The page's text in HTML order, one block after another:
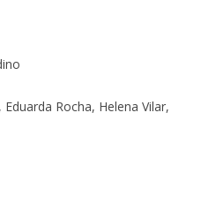
Rocha, Helena Vilar,